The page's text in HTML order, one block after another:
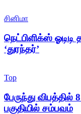
சினிமா
நெட்பிளிக்ஸ்
‘துரந்தர்’
Top
பேருந்து விபத்தில்
பகுதியில் சம்பவம்